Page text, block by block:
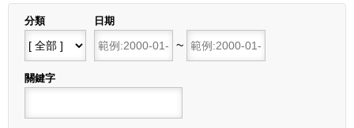
分類
日期
開始日期
~
關鍵字